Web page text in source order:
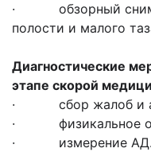
· обзорный
полости и малого
Диагностические
этапе скорой
· сбор жалоб и
· физикальное
· измерение АД.